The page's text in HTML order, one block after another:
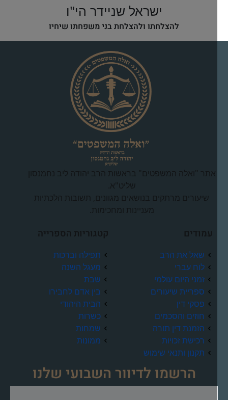
ישראל שניידר הי"ו
להצלחתו ולהצלחת בני משפחתו שיחיו
אתר "ואלה המשפטים" בראשות הרב יהודה ליב נחמנסון
שליט"א.
שיעורים מרתקים בנושאים מגוונים, תשובות הלכתיות
מעניינות ומחכימות.
עמודים
שאל את הרב
לוח עברי
זמני היום עולמי
ספריית שיעורים
פסקי דין
חוזים והסכמים
הזמנת דין תורה
רכישת זכויות
תקנון ותנאי שימוש
קטגוריות הספרייה
תפילה וברכות
מעגל השנה
שבת
בין אדם לחבירו
הבית היהודי
כשרות
שמחות
ממונות
הרשמו לדיוור השבועי שלנו